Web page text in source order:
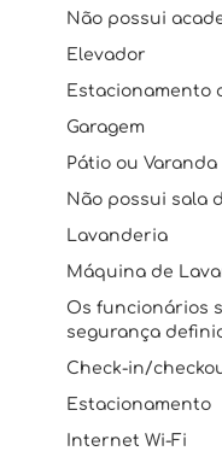
Não possui
Elevador
Estacionamento
Garagem
Pátio ou Varanda
Não possui sala
Lavanderia
Máquina de
Os funcionários
segurança
Check-in/
Estacionamento
Internet Wi-Fi